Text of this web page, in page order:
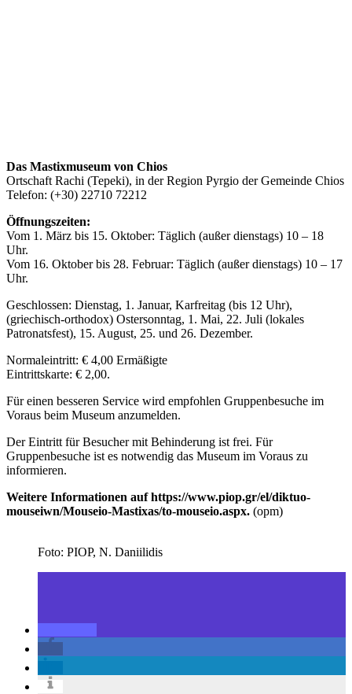
Das Mastixmuseum von Chios
Ortschaft Rachi (Tepeki), in der Region Pyrgio der Gemeinde Chios
Telefon: (+30) 22710 72212
Öffnungszeiten:
Vom 1. März bis 15. Oktober: Täglich (außer dienstags) 10 – 18
Uhr.
Vom 16. Oktober bis 28. Februar: Täglich (außer dienstags) 10 – 17
Uhr.
Geschlossen: Dienstag, 1. Januar, Karfreitag (bis 12 Uhr),
(griechisch-orthodox) Ostersonntag, 1. Mai, 22. Juli (lokales
Patronatsfest), 15. August, 25. und 26. Dezember.
Normaleintritt: € 4,00 Ermäßigte
Eintrittskarte: € 2,00.
Für einen besseren Service wird empfohlen Gruppenbesuche im
Voraus beim Museum anzumelden.
Der Eintritt für Besucher mit Behinderung ist frei. Für
Gruppenbesuche ist es notwendig das Museum im Voraus zu
informieren.
Weitere Informationen auf https://www.piop.gr/el/diktuo-
mouseiwn/Mouseio-Mastixas/to-mouseio.aspx. (opm)
Foto: PIOP, N. Daniilidis